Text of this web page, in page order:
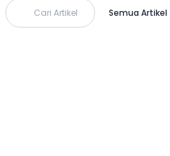
Cari Artikel Semua Artikel